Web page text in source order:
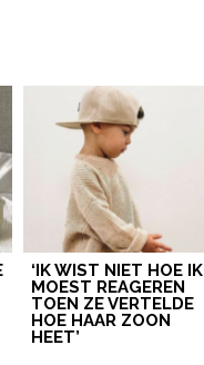
‘IK WIST NIET HOE IK
MOEST REAGEREN
TOEN ZE VERTELDE
HOE HAAR ZOON
HEET’